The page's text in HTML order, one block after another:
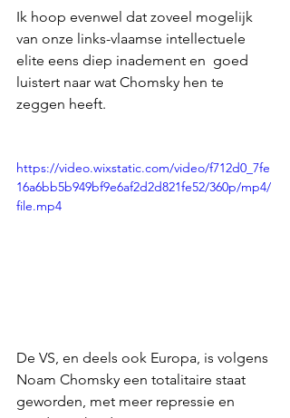
Ik hoop evenwel dat zoveel mogelijk
van onze links-vlaamse intellectuele
elite eens diep inadement en  goed
luistert naar wat Chomsky hen te
zeggen heeft.
https://video.wixstatic.com/video/f712d0_7fe
16a6bb5b949bf9e6af2d2d821fe52/360p/mp4/
file.mp4
De VS, en deels ook Europa, is volgens
Noam Chomsky een totalitaire staat
geworden, met meer repressie en